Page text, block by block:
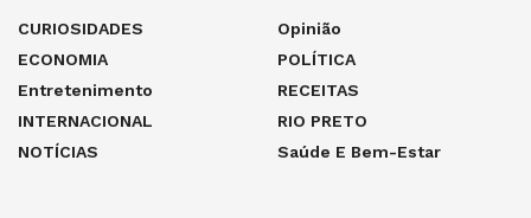
CURIOSIDADES
ECONOMIA
Entretenimento
INTERNACIONAL
NOTÍCIAS
Opinião
POLÍTICA
RECEITAS
RIO PRETO
Saúde E Bem-Estar